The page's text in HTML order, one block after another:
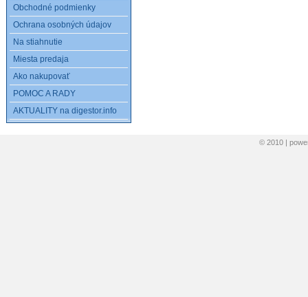
Obchodné podmienky
Ochrana osobných údajov
Na stiahnutie
Miesta predaja
Ako nakupovať
POMOC A RADY
AKTUALITY na digestor.info
© 2010 |